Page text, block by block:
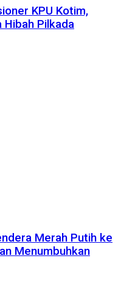
KPU Kotim,
Hibah Pilkada
Merah Putih ke
Menumbuhkan